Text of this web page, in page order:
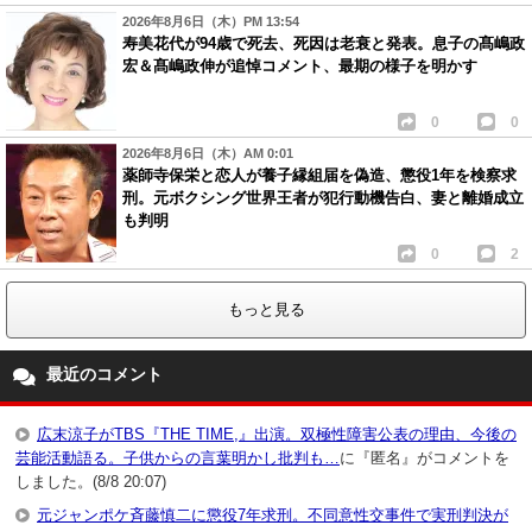
2026年8月6日（木）PM 13:54
寿美花代が94歳で死去、死因は老衰と発表。息子の髙嶋政
宏＆髙嶋政伸が追悼コメント、最期の様子を明かす
0 0
2026年8月6日（木）AM 0:01
薬師寺保栄と恋人が養子縁組届を偽造、懲役1年を検察求
刑。元ボクシング世界王者が犯行動機告白、妻と離婚成立
も判明
0 2
もっと見る
最近のコメント
広末涼子がTBS『THE TIME,』出演。双極性障害公表の理由、今後の
芸能活動語る。子供からの言葉明かし批判も… に『匿名』がコメントを
しました。(8/8 20:07)
元ジャンポケ斉藤慎二に懲役7年求刑。不同意性交事件で実刑判決が